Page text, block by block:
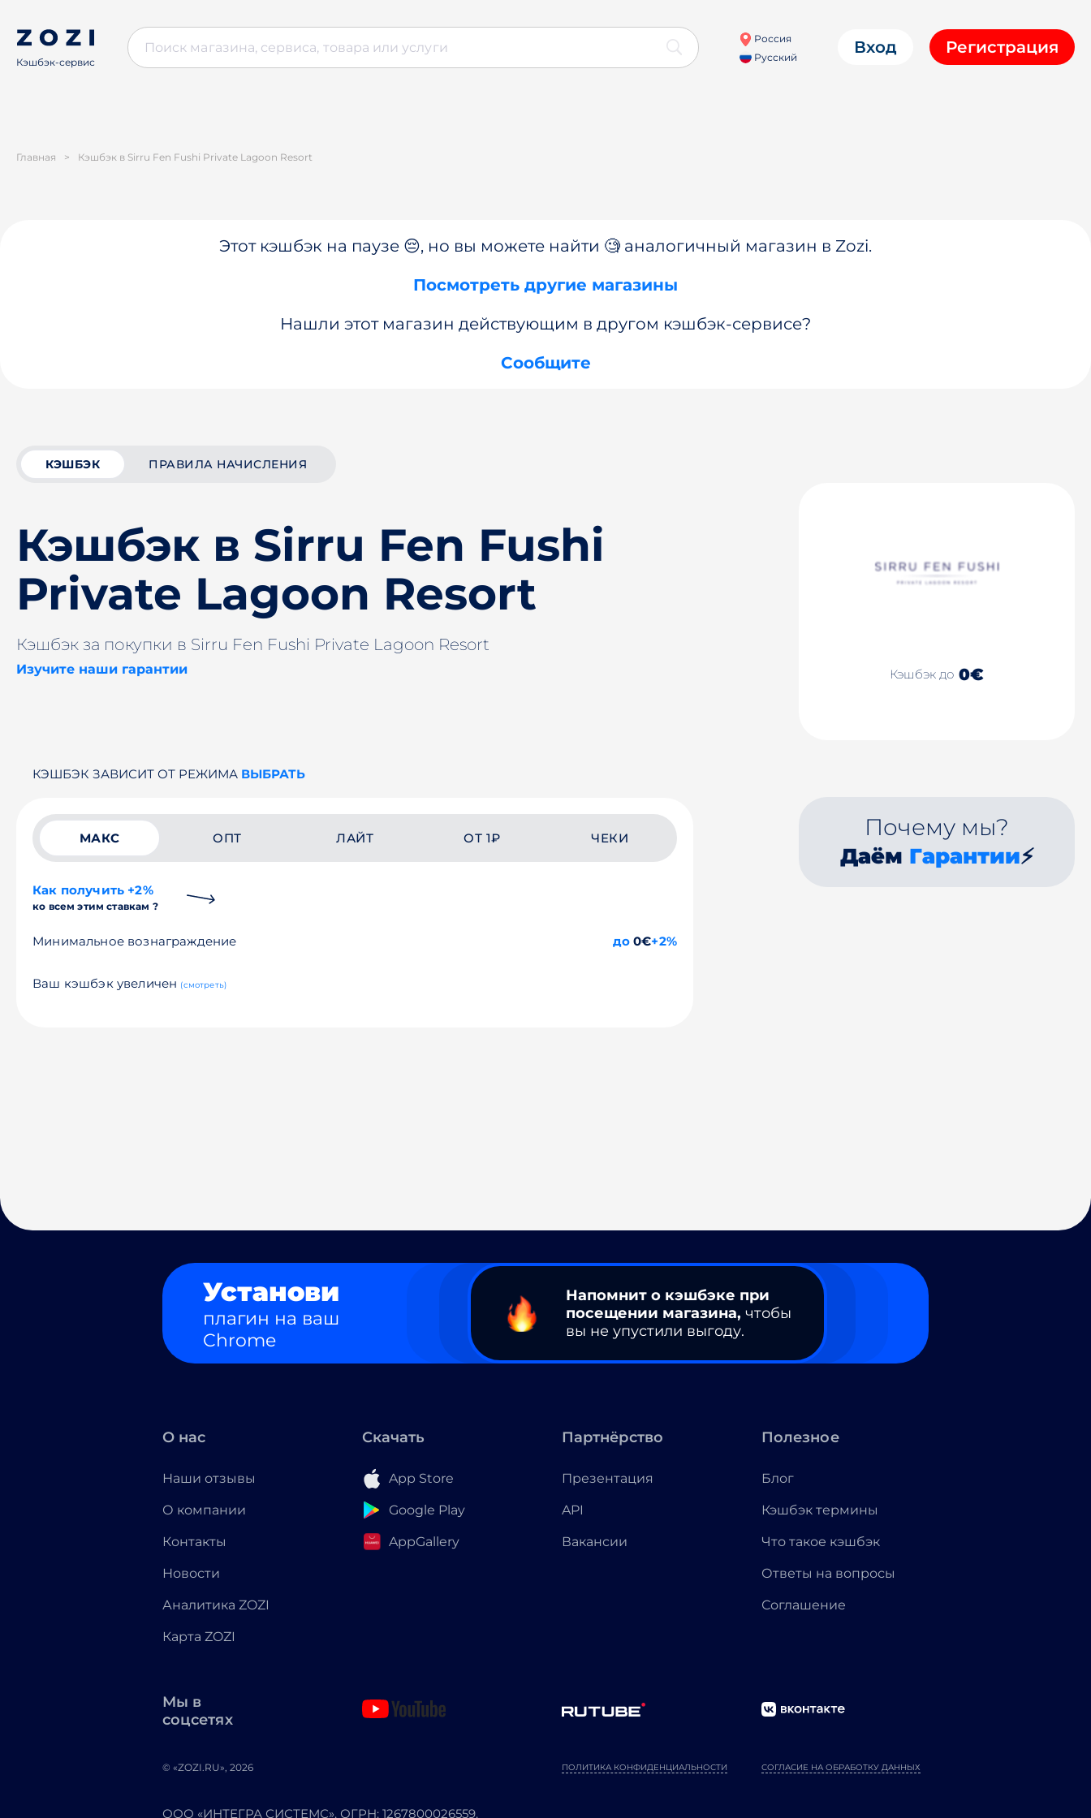
Кэшбэк-сервис
Россия
Русский
Вход Регистрация
Главная > Кэшбэк в Sirru Fen Fushi Private Lagoon Resort
Этот кэшбэк на паузе 😔, но вы можете найти 🧐 аналогичный магазин в Zozi.
Посмотреть другие магазины
Нашли этот магазин действующим в другом кэшбэк-сервисе?
Сообщите
КЭШБЭК ПРАВИЛА НАЧИСЛЕНИЯ
Кэшбэк в Sirru Fen Fushi
Private Lagoon Resort
Кэшбэк за покупки в Sirru Fen Fushi Private Lagoon Resort
Изучите наши гарантии Кэшбэк до 0€
КЭШБЭК ЗАВИСИТ ОТ РЕЖИМА ВЫБРАТЬ
МАКС ОПТ ЛАЙТ ОТ 1₽ ЧЕКИ
Как получить +2%
ко всем этим ставкам ?
Минимальное вознаграждение до0€+2%
Ваш кэшбэк увеличен (смотреть)
Почему мы?
Даём Гарантии⚡
Установи
плагин на ваш
Chrome
Напомнит о кэшбэке при
посещении магазина, чтобы
вы не упустили выгоду.
О нас
Наши отзывы
О компании
Контакты
Новости
Аналитика ZOZI
Карта ZOZI
Скачать
App Store
Google Play
AppGallery
Партнёрство
Презентация
API
Вакансии
Полезное
Блог
Кэшбэк термины
Что такое кэшбэк
Ответы на вопросы
Соглашение
Мы в
соцсетях
© «ZOZI.RU», 2026 ПОЛИТИКА КОНФИДЕНЦИАЛЬНОСТИ СОГЛАСИЕ НА ОБРАБОТКУ ДАННЫХ
ООО «ИНТЕГРА СИСТЕМС». ОГРН: 1267800026559.